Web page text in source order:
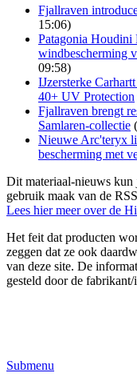
Fjallraven
15:06)
Patagonia Houdini
windbescherming
09:58)
IJzersterke
40+ UV Protection
Fjallraven brengt
Samlaren-collectie
Nieuwe Arc'teryx
bescherming met
Dit materiaal-nieuws kun
gebruik maak van de
Lees hier meer over de
Het feit dat producten
zeggen dat ze ook
van deze site. De
gesteld door de fabrikant/
Submenu